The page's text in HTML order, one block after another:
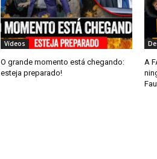
Vídeos
O grande momento está chegando:
esteja preparado!
A